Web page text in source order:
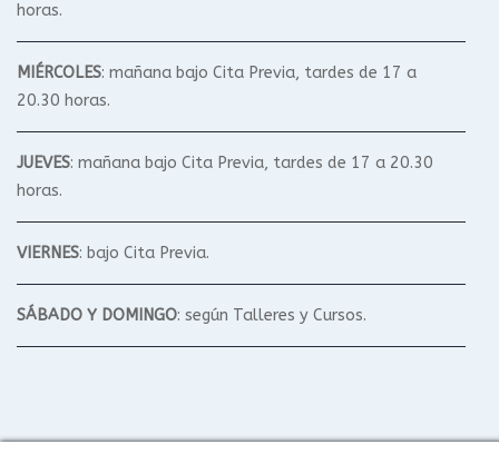
horas.
MIÉRCOLES: mañana bajo Cita Previa, tardes de 17 a
20.30 horas.
JUEVES: mañana bajo Cita Previa, tardes de 17 a 20.30
horas.
VIERNES: bajo Cita Previa.
SÁBADO Y DOMINGO: según Talleres y Cursos.